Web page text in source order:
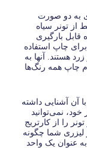
به دو صورت
از تونر سیاه
قابل بارگیری
چاپ استفاده
هستند. آنها به
چاپ همه رنگ‌ها
آن آشنایی داشته
نمی‌توانید
را از کارتریج
لیزری شما چگونه
عنوان یک واحد